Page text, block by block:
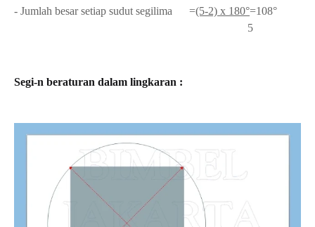
- Jumlah besar setiap sudut segilima =(5-2) x 180°=108°
5
Segi-n beraturan dalam lingkaran :